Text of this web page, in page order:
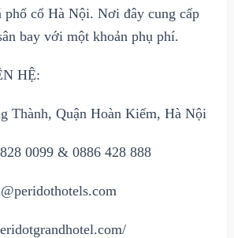
phố cổ Hà Nội. Nơi đây cung cấp
bay với một khoản phụ phí.
HỆ:
Thành, Quận Hoàn Kiếm, Hà Nội
0099 & 0886 428 888